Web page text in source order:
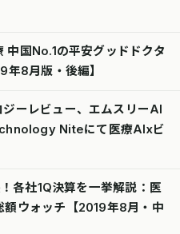
中国No.1の平安グッドドクタ
年8月版・後編】
ジーレビュー、エムスリーAI
Niteにて医療AIxビ
各社1Q決算を一挙解説：医
ウォッチ【2019年8月・中